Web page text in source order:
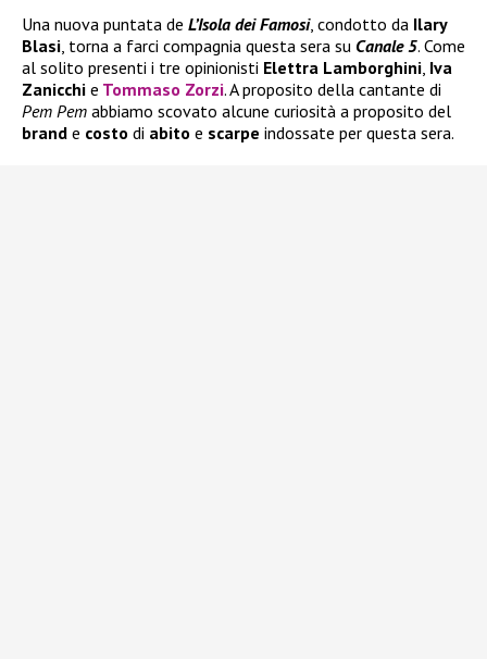
Una nuova puntata de L’Isola dei Famosi, condotto da Ilary
Blasi , torna a farci compagnia questa sera su Canale 5. Come
al solito presenti i tre opinionisti Elettra Lamborghini Iva
Zanicchi e Tommaso Zorzi. A proposito della cantante di
Pem Pem abbiamo scovato alcune curiosità a proposito del
brand e costo di abito e scarpe indossate per questa sera.